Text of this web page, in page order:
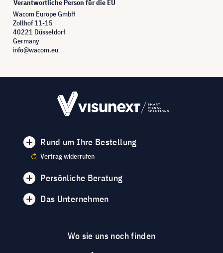
Verantwortliche Person für die EU
Wacom Europe GmbH
Zollhof 11-15
40221 Düsseldorf
Germany
info@wacom.eu
Rund um Ihre Bestellung
Vertrag widerrufen
Persönliche Beratung
Das Unternehmen
Wo sie uns noch finden